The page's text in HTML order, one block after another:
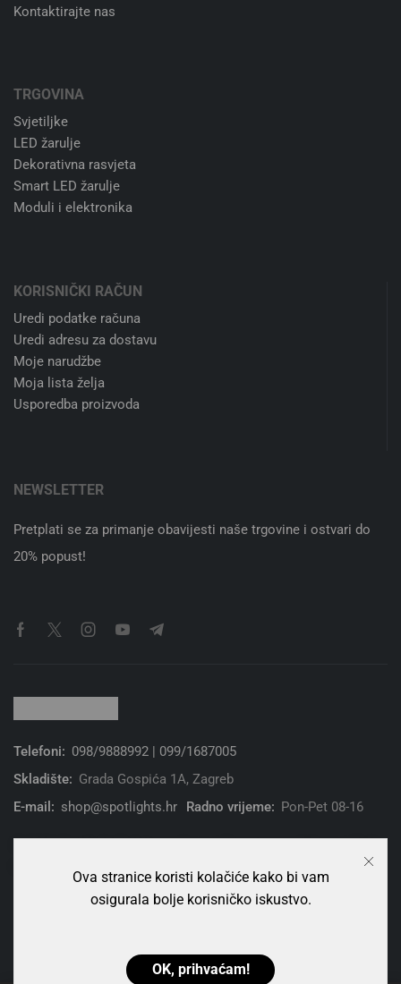
Ova stranice koristi kolačiće kako bi vam
osigurala bolje korisničko iskustvo.
OK, prihvaćam!
24/7 korisnička podrška
PRAVNE NAPOMENE
Uvjeti poslovanja
Registracija poduzeća
Kontaktirajte nas
TRGOVINA
Svjetiljke
Moduli i elektronika
Uredi adresu za dostavu
Usporedba proizvoda
NEWSLETTER